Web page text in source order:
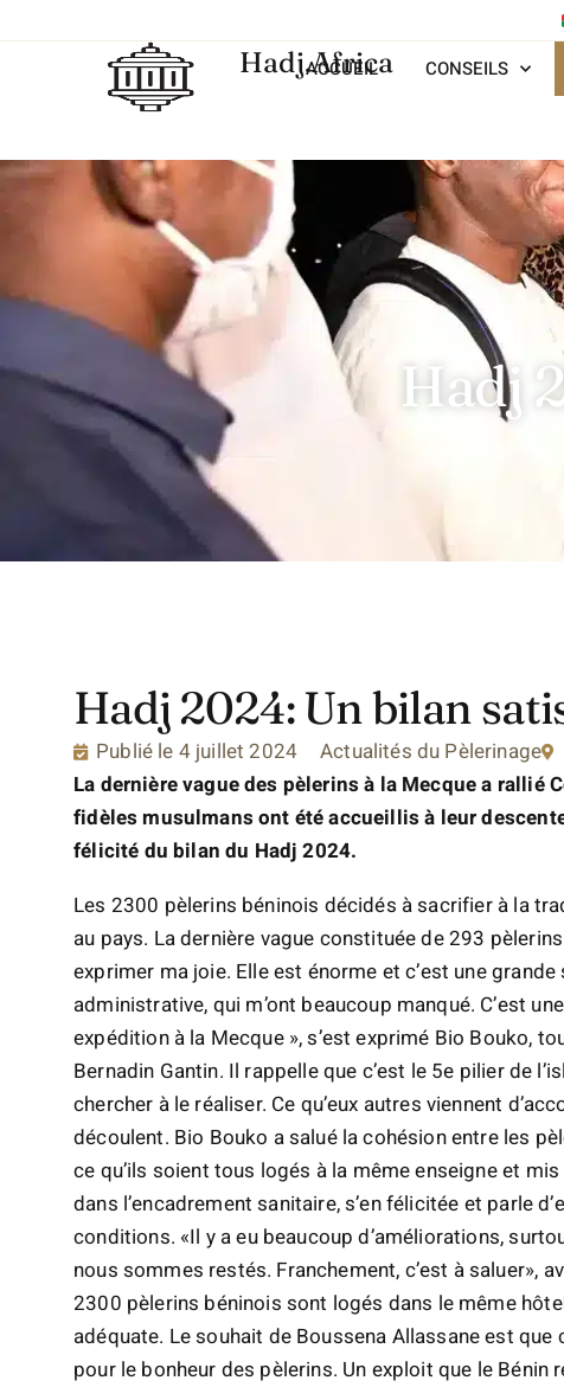
Hadj.Africa
ACCUEIL CONSEILS
Hadj
Hadj 2024: Un bilan
Publié le 4 juillet 2024 Actualités du Pèlerinage
La dernière vague des pèlerins à la Mecque a
fidèles musulmans ont été accueillis à leur
félicité du bilan du Hadj 2024.
Les 2300 pèlerins béninois décidés à sacrifier à la
au pays. La dernière vague constituée de 293
exprimer ma joie. Elle est énorme et c’est une
administrative, qui m’ont beaucoup manqué. C’est
expédition à la Mecque », s’est exprimé Bio Bouko,
Bernadin Gantin. Il rappelle que c’est le 5e pilier de
chercher à le réaliser. Ce qu’eux autres viennent
découlent. Bio Bouko a salué la cohésion entre les
ce qu’ils soient tous logés à la même enseigne et
dans l’encadrement sanitaire, s’en félicitée et parle
conditions. «Il y a eu beaucoup d’améliorations,
nous sommes restés. Franchement, c’est à saluer»,
2300 pèlerins béninois sont logés dans le même
adéquate. Le souhait de Boussena Allassane est
pour le bonheur des pèlerins. Un exploit que le Bénin